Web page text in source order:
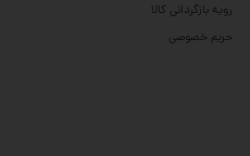
رویه بازگردانی کالا
حریم خصوصی